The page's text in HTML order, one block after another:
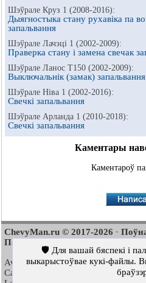
Шэўрале Круз 1 (2008-2016):
Дыягностыка стану рухавіка па
запальвання
Шэўрале Лачэці 1 (2002-2009):
Праверка стану і замена свечак
Шэўрале Ланос Т150 (2002-2009):
Выключальнік (замак) запальвання
Шэўрале Ніва 1 (2002-2016):
Свечкі запальвання
Шэўрале Арланда 1 (2010-2018):
Свечкі запальвання
Каментары
Каментароў
ChevyMan.ru © 2017-2026 ·
Пошук па сайце
Aveo2003-2008·Aveo2006-2011·
Captiva 2008-2016
🛡️ Для вашай бяспекі і
выкарыстоўвае кукі-файлы.